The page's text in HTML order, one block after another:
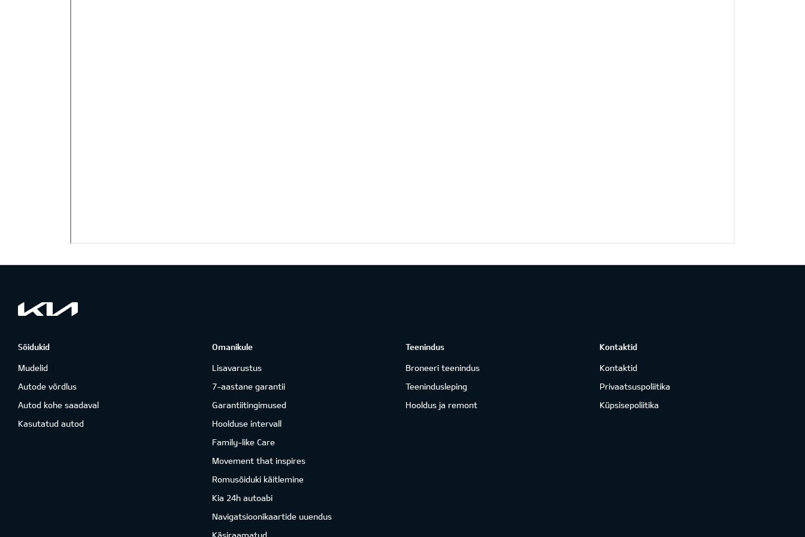
Sõidukid
Mudelid
Autode võrdlus
Autod kohe saadaval
Kasutatud autod
Omanikule
Lisavarustus
7-aastane garantii
Garantiitingimused
Hoolduse intervall
Family-like Care
Movement that inspires
Romusõiduki käitlemine
Kia 24h autoabi
Navigatsioonikaartide uuendus
Käsiraamatud
Teenindus
Broneeri teenindus
Teenindusleping
Hooldus ja remont
Kontaktid
Kontaktid
Privaatsuspoliitika
Küpsisepoliitika